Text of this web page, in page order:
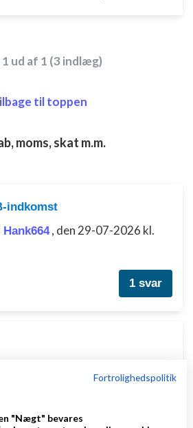
1 ud af 1 (3 indlæg)
til toppen
moms, skat m.m.
indkomst
Hank664 , den 29-07-2026 kl.
1 svar
Fortrolighedspolitik
"Nægt" bevares